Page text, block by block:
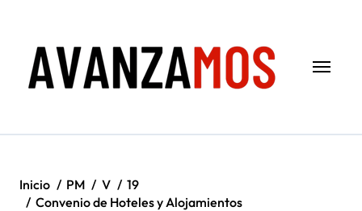
contenido
Inicio PM V
19
Convenio de Hoteles y Alojamientos